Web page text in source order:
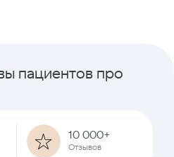
пациентов про
10 000+
Отзывов